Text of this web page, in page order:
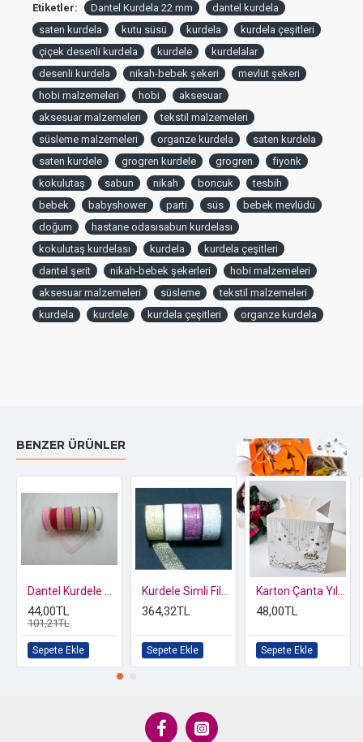
Etiketler: Dantel Kurdela 22 mm
dantel kurdela
saten kurdela
kutu süsü kurdela
kurdela çeşitleri
çiçek desenli kurdela
kurdele
kurdelalar
desenli kurdela
nikah-bebek şekeri
mevlüt şekeri
hobi malzemeleri
hobi
aksesuar
aksesuar malzemeleri
tekstil malzemeleri
süsleme malzemeleri
organze kurdela
saten kurdela
saten kurdele
grogren kurdele grogren
fiyonk
kokulutaş
sabun nikah boncuk
tesbih
bebek
babyshower parti süs
bebek mevlüdü
doğum
hastane odasısabun kurdelası
kokulutaş kurdelası
kurdela
kurdela çeşitleri
dantel şerit
nikah-bebek şekerleri
hobi malzemeleri
aksesuar malzemeleri
süsleme
tekstil malzemeleri
kurdela
kurdele kurdela çeşitleri organze kurdela
BENZER ÜRÜNLER
44,00TL
101,21TL
Sepete Ekle
364,32TL
Sepete Ekle
48,00TL
Sepete Ekle
Özel kutusunda 2 li Kelebek Biblo